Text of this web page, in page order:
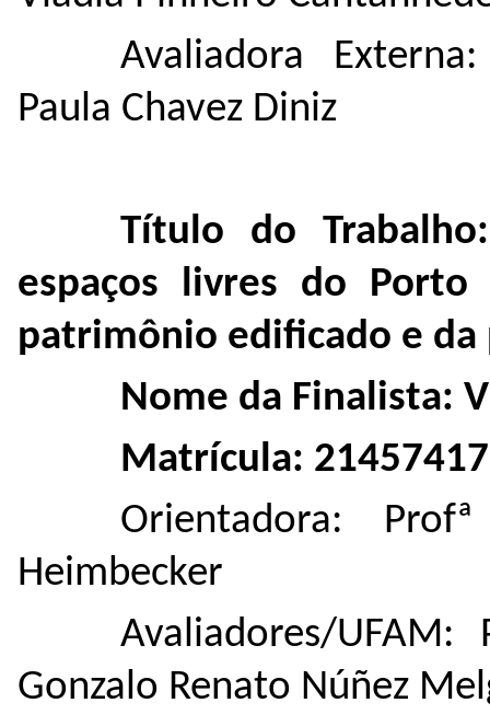
Avaliadora
Paula Chavez Diniz
Título do
espaços livres do
patrimônio edificado e da
Nome da Finalista:
Matrícula: 21457417
Orientadora:
Heimbecker
Avaliadores/
Gonzalo Renato Núñez